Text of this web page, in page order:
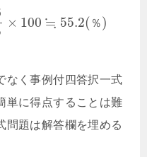
× 100 ≒ 55.2( ％)
なく事例付四答択一式
単に得点することは難
問題は解答欄を埋める